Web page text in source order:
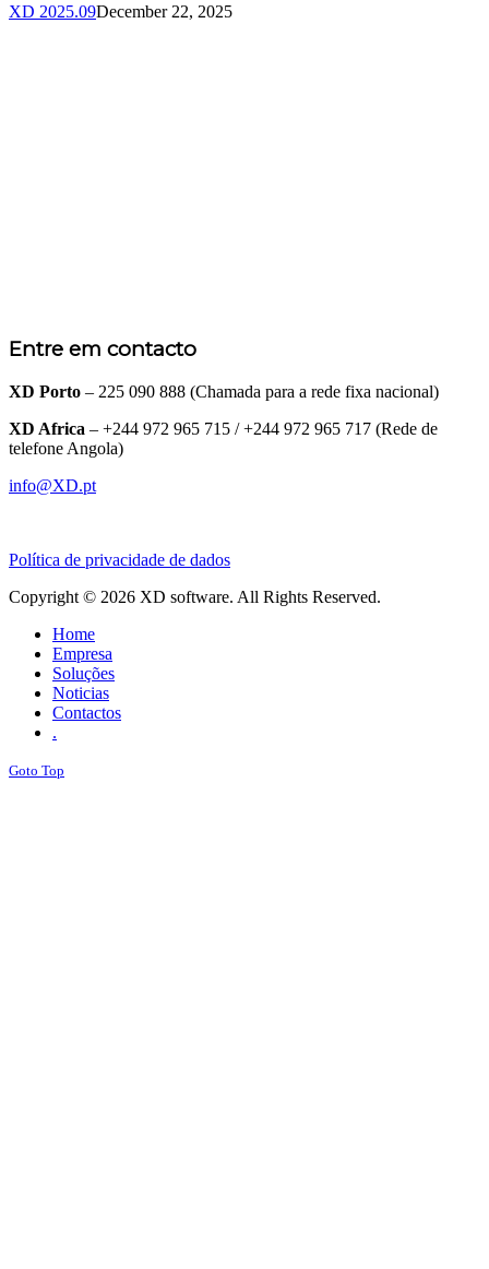
XD 2025.09December 22, 2025
Entre em contacto
XD Porto – 225 090 888 (Chamada para a rede fixa nacional)
XD Africa – +244 972 965 715 / +244 972 965 717 (Rede de
telefone Angola)
info@XD.pt
Política de privacidade de dados
Copyright © 2026 XD software. All Rights Reserved.
Home
Empresa
Soluções
Noticias
Contactos
.
Goto Top